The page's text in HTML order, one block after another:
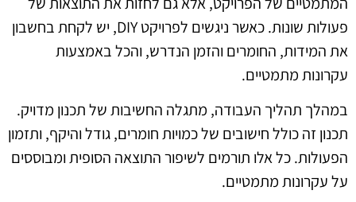
פעולות שונות. כאשר ניגשים לפרויקט DIY, יש לקחת בחשבון
את המידות, החומרים והזמן הנדרש, והכל באמצעות
עקרונות מתמטיים.
במהלך תהליך העבודה, מתגלה החשיבות של תכנון מדויק.
תכנון זה כולל חישובים של כמויות חומרים, גודל והיקף, ותזמון
הפעולות. כל אלו תורמים לשיפור התוצאה הסופית ומבוססים
על עקרונות מתמטיים.